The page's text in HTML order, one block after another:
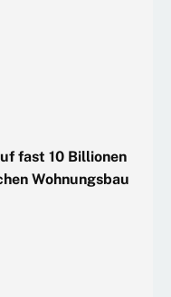
fast 10 Billionen
Wohnungsbau